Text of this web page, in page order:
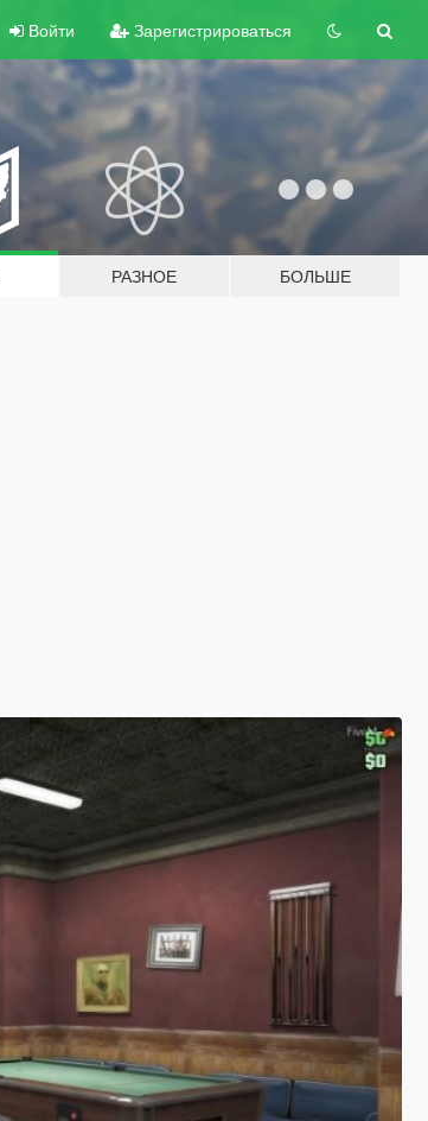
Войти Зарегистрироваться
РАЗНОЕ БОЛЬШЕ